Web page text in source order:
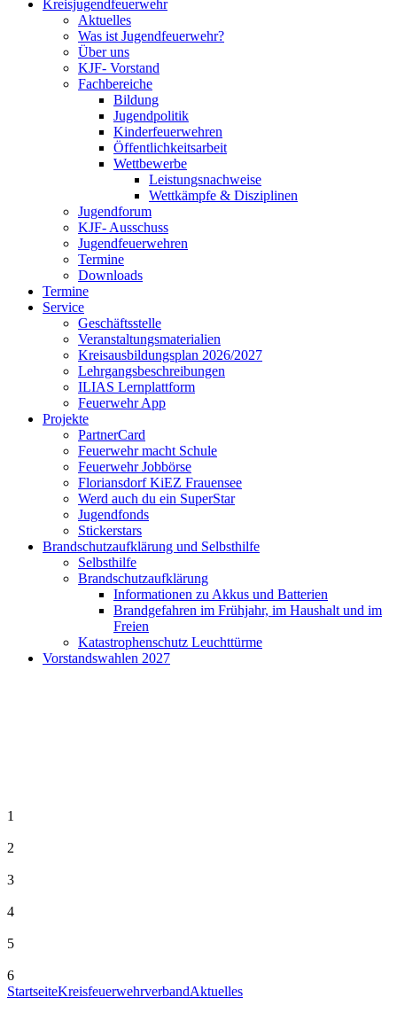
Kreisjugendfeuerwehr
Aktuelles
Was ist Jugendfeuerwehr?
Über uns
KJF- Vorstand
Fachbereiche
Bildung
Jugendpolitik
Kinderfeuerwehren
Öffentlichkeitsarbeit
Wettbewerbe
Leistungsnachweise
Wettkämpfe & Disziplinen
Jugendforum
KJF- Ausschuss
Jugendfeuerwehren
Termine
Downloads
Termine
Service
Geschäftsstelle
Veranstaltungsmaterialien
Kreisausbildungsplan 2026/2027
Lehrgangsbeschreibungen
ILIAS Lernplattform
Feuerwehr App
Projekte
PartnerCard
Feuerwehr macht Schule
Feuerwehr Jobbörse
Floriansdorf KiEZ Frauensee
Werd auch du ein SuperStar
Jugendfonds
Stickerstars
Brandschutzaufklärung und Selbsthilfe
Selbsthilfe
Brandschutzaufklärung
Informationen zu Akkus und Batterien
Brandgefahren im Frühjahr, im Haushalt und im
Freien
Katastrophenschutz Leuchttürme
Vorstandswahlen 2027
1
2
3
4
5
6
StartseiteKreisfeuerwehrverbandAktuelles